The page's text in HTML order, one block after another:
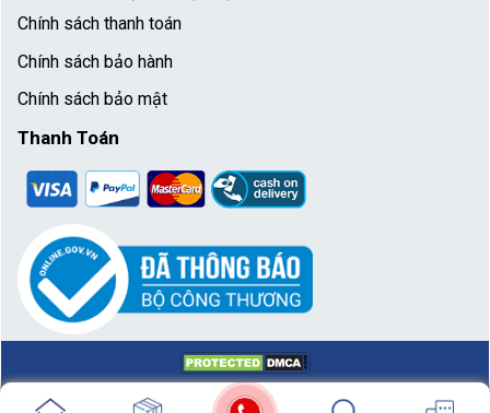
Chính sách thanh toán
Chính sách bảo hành
Chính sách bảo mật
Thanh Toán
Copyright 2020 ©CÔNG TY TNHH THƯƠNG MẠI VÀ SẢN XUẤT